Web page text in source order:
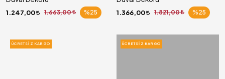
1.247,00 1.663,00 %25 1.366,00 1.821,00 %25
ÜCRETSIZ KARGO ÜCRETSIZ KARGO